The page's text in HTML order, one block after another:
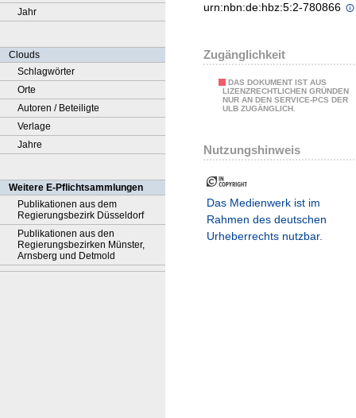
Jahr
Clouds
Schlagwörter
Orte
Autoren / Beteiligte
Verlage
Jahre
Weitere E-Pflichtsammlungen
Publikationen aus dem
Regierungsbezirk Düsseldorf
Publikationen aus den
Regierungsbezirken Münster,
Arnsberg und Detmold
urn:nbn:de:hbz:5:2-780866
Zugänglichkeit
DAS DOKUMENT IST AUS
LIZENZRECHTLICHEN GRÜNDEN
NUR AN DEN SERVICE-PCS DER
ULB ZUGÄNGLICH.
Nutzungshinweis
Das Medienwerk ist im
Rahmen des deutschen
Urheberrechts nutzbar.